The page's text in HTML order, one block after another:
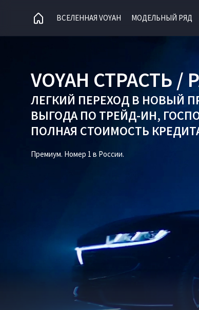
ВСЕЛЕННАЯ VOYAH МОДЕЛЬНЫЙ РЯД
VOYAH СТРАСТЬ /
ЛЕГКИЙ ПЕРЕХОД В НОВЫЙ
ВЫГОДА ПО ТРЕЙД-ИН,
ПОЛНАЯ СТОИМОСТЬ
Премиум. Номер 1 в России.